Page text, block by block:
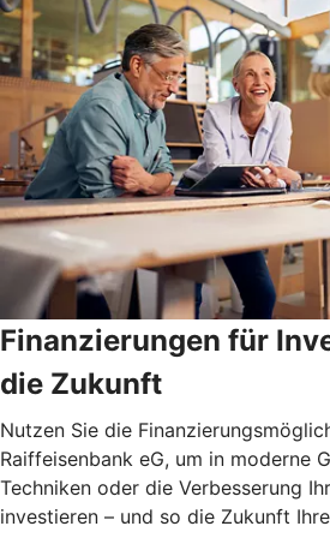
Finanzierungen für
die Zukunft
Nutzen Sie die
Raiffeisenbank eG, um in moderne
Techniken oder die Verbesserung
investieren – und so die Zukunft